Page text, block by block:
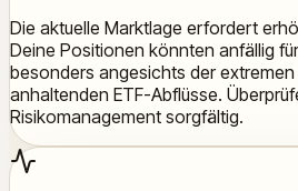
Die aktuelle Marktlage erfordert
Deine Positionen könnten anfällig
besonders angesichts der
anhaltenden ETF-Abflüsse.
Risikomanagement sorgfältig.